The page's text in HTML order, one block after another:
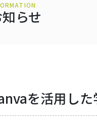
らせ
を活用した